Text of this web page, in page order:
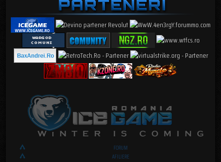
FORUM
AFILIERE